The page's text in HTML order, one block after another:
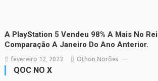
A PlayStation 5 Vendeu 98% A Mais No
Comparação A Janeiro Do Ano Anterior.
fevereiro 12, 2023 Othon Norões
QOC NO X